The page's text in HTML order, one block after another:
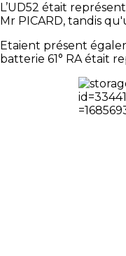
L’UD52 était
Mr PICARD, tandis
Etaient présent
batterie 61° RA était